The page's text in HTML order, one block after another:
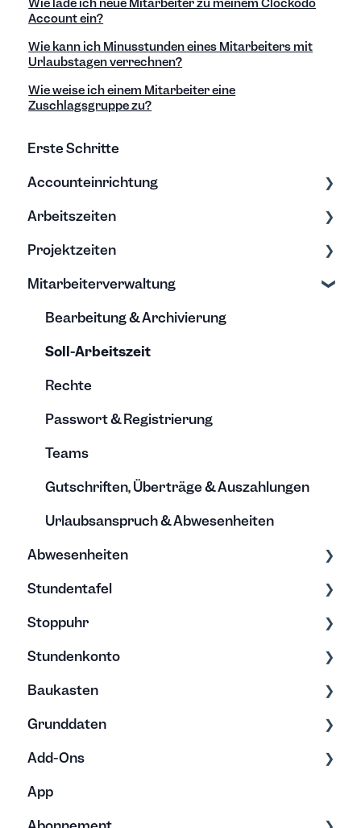
Wie lade ich neue Mitarbeiter zu meinem Clockodo
Account ein?
Wie kann ich Minusstunden eines Mitarbeiters mit
Urlaubstagen verrechnen?
Wie weise ich einem Mitarbeiter eine
Zuschlagsgruppe zu?
Erste Schritte
Accounteinrichtung
Einstellungen
Export/Import & Backups
Hilfe & Tipps
Arbeitszeiten
Zeiten erfassen
Zeiten bearbeiten
Projektzeiten
Erfassung & Bearbeitung
Projektberichte
Budgets
Mitarbeiterverwaltung
Bearbeitung & Archivierung
Soll-Arbeitszeit
Rechte
Passwort & Registrierung
Teams
Gutschriften, Überträge & Auszahlungen
Urlaubsanspruch & Abwesenheiten
Abwesenheiten
Allgemein
Urlaub
Elternzeit
Abwesenheitstyp
Kalender
Stundentafel
Erfassung & Bearbeitung
Stundentafel verstehen
Stoppuhr
Erfassung & Bearbeitung
Abwesenheiten
Nützliches
Stundenkonto
Überstunden
Minusstunden
Exporte & Berichte
Stundenkonten verstehen
Baukasten
Exporte
Rechnung
Bearbeitung
Grunddaten
Erfassung
Bearbeitung
Add-Ons
Browser Erweiterung
App